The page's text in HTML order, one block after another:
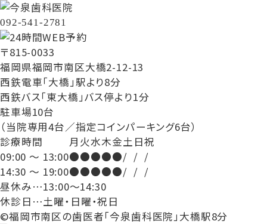
092-541-2781
〒815-0033
福岡県福岡市南区大橋2-12-13
西鉄電車「大橋」駅より8分
西鉄バス「東大橋」バス停より1分
駐車場10台
（当院専用4台／指定コインパーキング6台）
診療時間
月 火水木金土 日祝
09:00 ～ 13:00●●●●●/ / /
14:30 ～ 19:00●●●●●/ / /
昼休み…13:00～14:30
休診日…土曜・日曜・祝日
©福岡市南区の歯医者「今泉歯科医院」大橋駅8分